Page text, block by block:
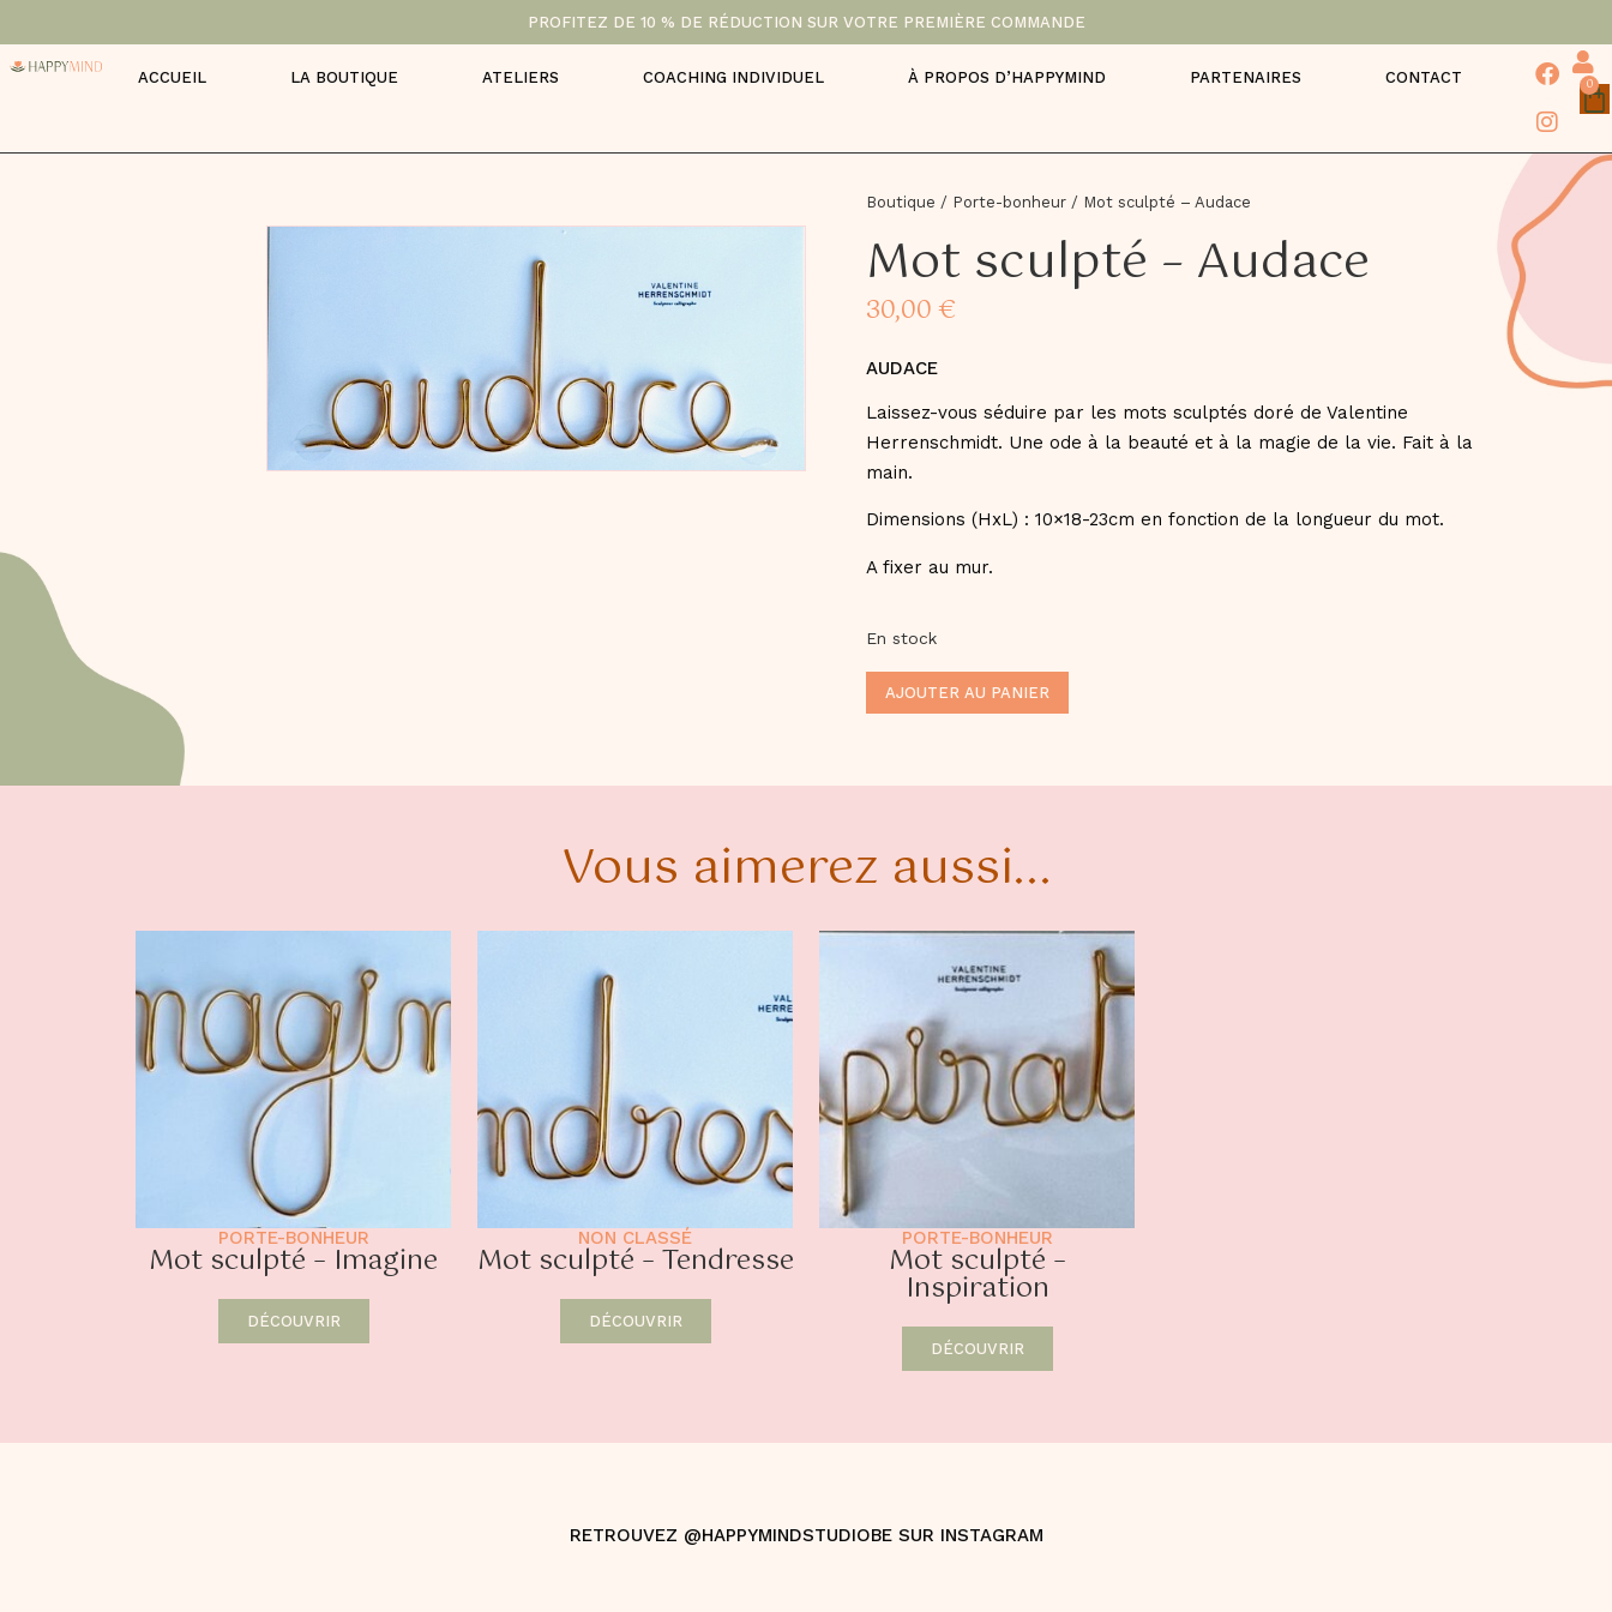
PROFITEZ DE 10 % DE RÉDUCTION SUR VOTRE PREMIÈRE COMMANDE
ACCUEIL LA BOUTIQUE ATELIERS COACHING INDIVIDUEL À PROPOS D’HAPPYMIND PARTENAIRES CONTACT 0
Boutique / Porte-bonheur / Mot sculpté – Audace
Mot sculpté – Audace
30,00€
AUDACE
Laissez-vous séduire par les mots sculptés doré de Valentine
Herrenschmidt. Une ode à la beauté et à la magie de la vie. Fait à la
main.
Dimensions (HxL) : 10×18-23cm en fonction de la longueur du mot.
A fixer au mur.
En stock
AJOUTER AU PANIER
Vous aimerez aussi...
PORTE-BONHEUR
Mot sculpté – Imagine
DÉCOUVRIR
NON CLASSÉ
Mot sculpté – Tendresse
DÉCOUVRIR
PORTE-BONHEUR
Mot sculpté –
Inspiration
DÉCOUVRIR
RETROUVEZ @HAPPYMINDSTUDIOBE SUR INSTAGRAM